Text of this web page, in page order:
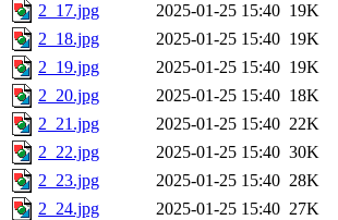
2_17.jpg
2025-01-25 15:40 19K
2_18.jpg
2025-01-25 15:40 19K
2_19.jpg
2025-01-25 15:40 19K
2_20.jpg
2025-01-25 15:40 18K
2_21.jpg
2025-01-25 15:40 22K
2_22.jpg
2025-01-25 15:40 30K
2_23.jpg
2025-01-25 15:40 28K
2_24.jpg
2025-01-25 15:40 27K